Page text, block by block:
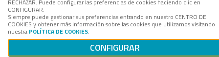
RECHAZAR. Puede configurar las preferencias de cookies haciendo clic en
CONFIGURAR.
Siempre puede gestionar sus preferencias entrando en nuestro CENTRO DE
COOKIES y obtener más información sobre las cookies que utilizamos visitando
nuestra POLÍTICA DE COOKIES.
CONFIGURAR